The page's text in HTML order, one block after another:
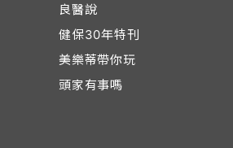
良醫說
健保30年特刊
美樂蒂帶你玩
頭家有事嗎